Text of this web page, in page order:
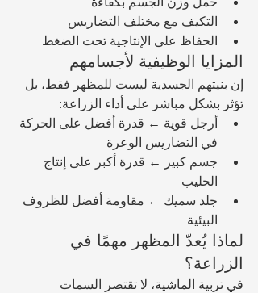
التكيف مع مختلف التضاريس
الحفاظ على الإنتاجية تحت الضغط
المزايا الوظيفية لأجسامهم
إن بنيتهم الجسدية ليست للمظهر فقط، بل
تؤثر بشكل مباشر على أداء الزراعة:
أرجل قوية ← قدرة أفضل على الحركة
في التضاريس الوعرة
جسم كبير ← قدرة أكبر على إنتاج
الحليب
جلد سميك ← مقاومة أفضل للظروف
البيئية
لماذا يُعدّ المظهر مهمًا في
الزراعة؟
في تربية الماشية، لا تقتصر السمات